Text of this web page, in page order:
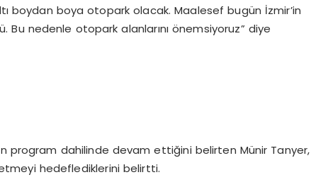
boydan boya otopark olacak. Maalesef bugün İzmir’in
Bu nedenle otopark alanlarını önemsiyoruz” diye
program dahilinde devam ettiğini belirten Münir Tanyer,
hedeflediklerini belirtti.